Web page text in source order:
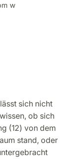
w
sich nicht
ob sich
(12) von dem
stand, oder